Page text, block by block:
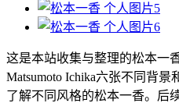
这是本站收集与整理的松本一
Matsumoto Ichika六张不同背
了解不同风格的松本一香。后